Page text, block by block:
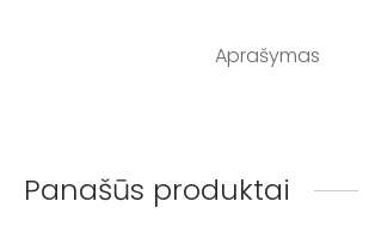
Aprašymas
Panašūs produktai